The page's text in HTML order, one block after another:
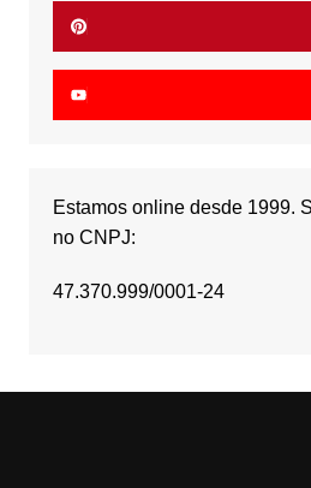
Estamos online desde 1999.
no CNPJ:
47.370.999/0001-24